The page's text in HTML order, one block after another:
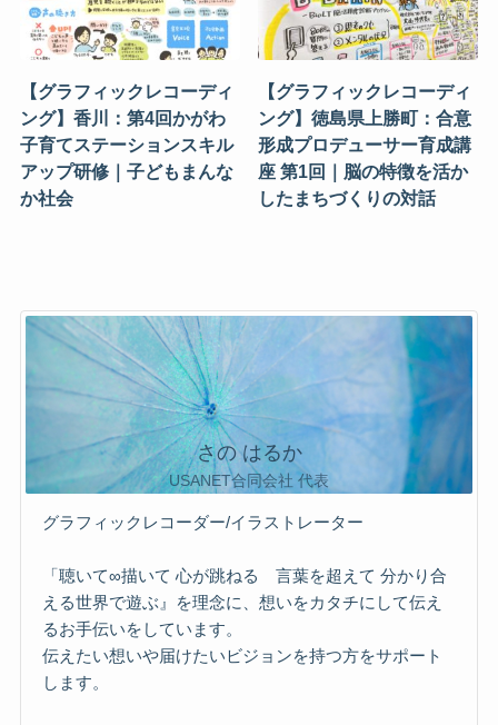
【グラフィックレコーディ
ング】香川：第4回かがわ
子育てステーションスキル
アップ研修｜子どもまんな
か社会
【グラフィックレコーディ
ング】徳島県上勝町：合意
形成プロデューサー育成講
座 第1回｜脳の特徴を活か
したまちづくりの対話
さの はるか
USANET合同会社 代表
グラフィックレコーダー/イラストレーター
「聴いて∞描いて 心が跳ねる 言葉を超えて 分かり合
える世界で遊ぶ』を理念に、想いをカタチにして伝え
るお手伝いをしています。
伝えたい想いや届けたいビジョンを持つ方をサポート
します。